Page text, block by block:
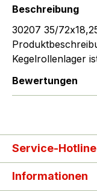
Beschreibung
30207 35/
Kegelrollenlager
Bewertungen
Service-Hotline
Informationen